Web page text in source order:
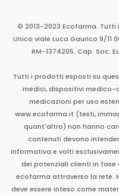
© 2013-2023 Ecofarma. Tutti
Unico viale Luca Gaurico 9/11
RM-1374205. Cap. Soc.
Tutti i prodotti esposti su
medici, dispositivi medico-
medicazioni per uso
www.ecofarma.it (testi,
quant'altro) non hanno
contenuti devono
informativa e volti
dei potenziali clienti in
ecofarma attraverso la rete.
deve essere inteso come